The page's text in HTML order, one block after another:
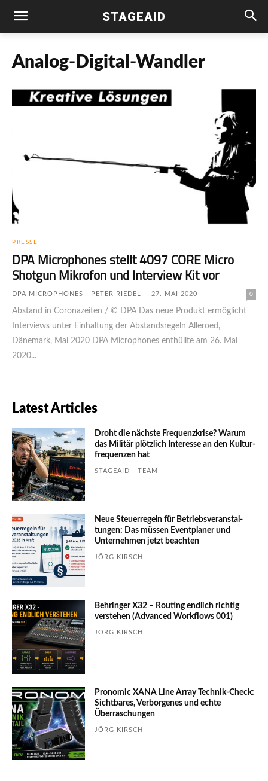
STAGEAID
Analog-Digital-Wandler
PRESSE
DPA Microphones stellt 4097 CORE Micro
Shotgun Mikrofon und Interview Kit vor
DPA MICROPHONES - PETER RIEDEL - 27. MAI 2020 0
Abstand in Coronazeiten / © DPA Das neue Produkt ermöglicht
Interviews unter Einhaltung der Abstandsregeln Alleroed,
Dänemark, Mai 2020 DPA Microphones enthüllte am 26. Mai
2020...
Latest Articles
Droht die nächste Frequenzkrise? Warum
das Mili­tär plötzlich Inte­resse an den Kultur­
fre­quen­zen hat
STAGEAID - TEAM
Neue Steuerregeln für Betriebs­ver­an­stal­
tungen: Das müssen Event­planer und
Unter­nehmen jetzt beachten
JÖRG KIRSCH
Behringer X32 – Routing endlich richtig
verstehen (Advanced Workflows 001)
JÖRG KIRSCH
Pronomic XANA Line Array Technik-Check:
Sichtbares, Verborgenes und echte
Überraschungen
JÖRG KIRSCH